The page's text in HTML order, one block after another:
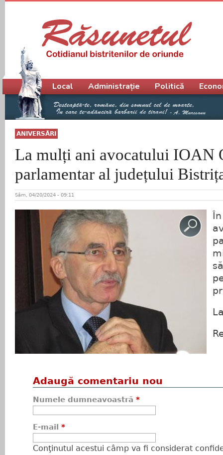
ANIVERSĂRI
La mulți ani avocatului IOAN
parlamentar al județului
Sâm, 04/20/2024 - 09:11
Adaugă comentariu nou
Numele dumneavoastră *
E-mail *
Conţinutul acestui câmp va fi considerat
Meniu principal
Local Administrație Politică